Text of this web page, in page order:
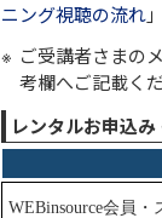
ニング視聴の流れ
ご受講者さまの
考欄へご記載くだ
レンタルお申込